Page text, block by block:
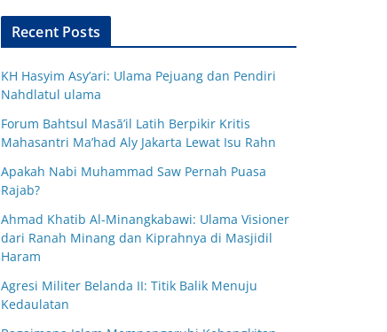
Recent Posts
KH Hasyim Asy’ari: Ulama Pejuang dan Pendiri
Nahdlatul ulama
Forum Bahtsul Masā’il Latih Berpikir Kritis
Mahasantri Ma’had Aly Jakarta Lewat Isu Rahn
Apakah Nabi Muhammad Saw Pernah Puasa
Rajab?
Ahmad Khatib Al-Minangkabawi: Ulama Visioner
dari Ranah Minang dan Kiprahnya di Masjidil
Haram
Agresi Militer Belanda II: Titik Balik Menuju
Kedaulatan